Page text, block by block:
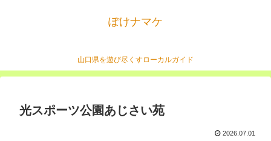
ぽけナマケ
山口県を遊び尽くすローカルガイド
光スポーツ公園あじさい苑
2026.07.01